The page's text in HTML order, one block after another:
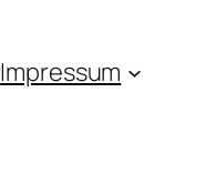
Impressum